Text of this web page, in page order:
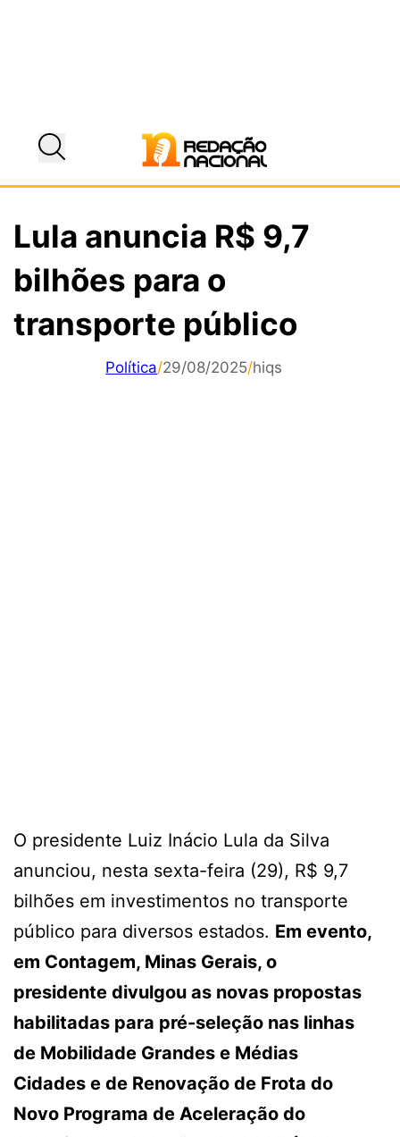
Lula anuncia R$ 9,7
bilhões para o
transporte público
Política/29/08/2025/hiqs
O presidente Luiz Inácio Lula da Silva
anunciou, nesta sexta-feira (29), R$ 9,7
bilhões em investimentos no transporte
público para diversos estados. Em evento,
em Contagem, Minas Gerais, o
presidente divulgou as novas propostas
habilitadas para pré-seleção nas linhas
de Mobilidade Grandes e Médias
Cidades e de Renovação de Frota do
Novo Programa de Aceleração do